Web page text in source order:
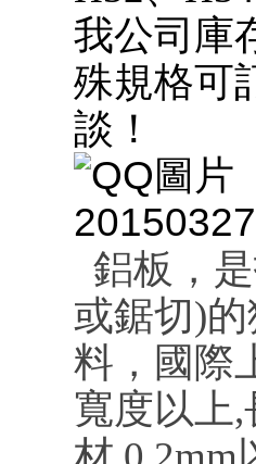
我公司庫
殊規格可
談！
鋁板，
或鋸切)
料，國際
寬度以上